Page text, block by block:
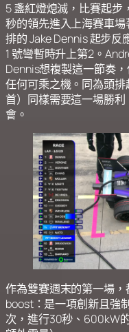
5 盞紅燈熄滅，比賽起步
秒的領先進入上海賽車
排的 Jake Dennis 起步
1 號彎暫時升上第2。
Dennis想複製這一節奏
任何可乘之機。同為頭
首）同樣需要這一場勝
會。
作為雙賽週末的第一場
boost：是一項創新且強
次，進行30秒、600kW